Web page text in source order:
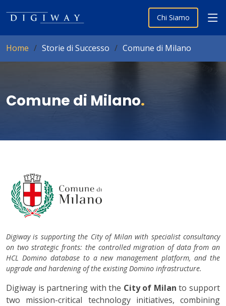
Chi Siamo
Home Storie di Successo Comune di Milano
Comune di Milano.
Digiway is supporting the City of Milan with specialist consultancy
on two strategic fronts: the controlled migration of data from an
HCL Domino database to a new management platform, and the
upgrade and hardening of the existing Domino infrastructure.
Digiway is partnering with the City of Milan to support
two mission-critical technology initiatives, combining